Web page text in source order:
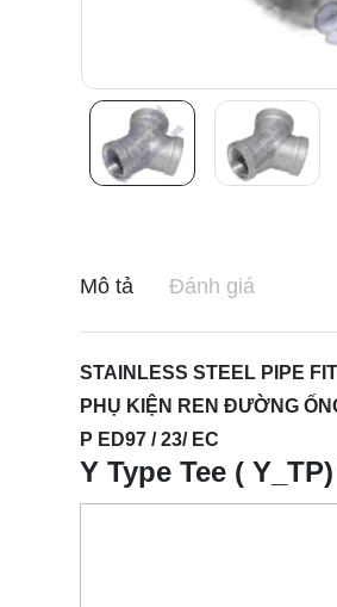
Mô tả Đánh giá
STAINLESS STEEL PIPE
PHỤ KIỆN REN ĐƯỜNG
P ED97 / 23/ EC
Y Type Tee (